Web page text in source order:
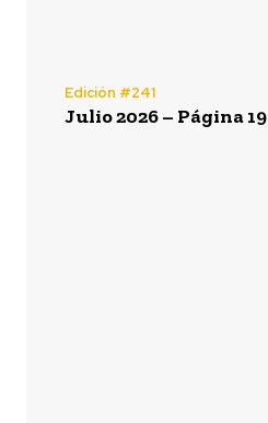
Edición #241
Julio 2026 – Página 19